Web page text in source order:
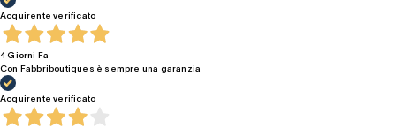
Acquirente verificato
4 Giorni Fa
Con Fabbriboutiques è sempre una garanzia
Acquirente verificato